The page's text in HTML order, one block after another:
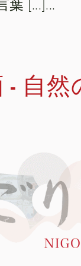
葉 [...]...
自然